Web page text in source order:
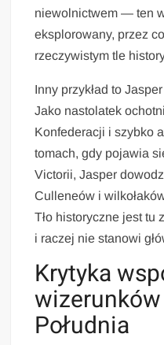
niewolnictwem — ten
eksplorowany, przez
rzeczywistym tle
Inny przykład to
Jako nastolatek
Konfederacji i szybko
tomach, gdy pojawia
Victorii, Jasper
Culleneów i
Tło historyczne jest tu
i raczej nie stanowi
Krytyka
Południa